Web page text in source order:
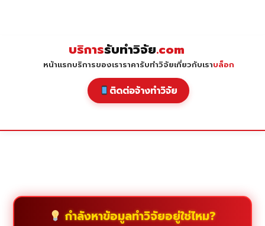
บริการรับทำวิจัย.com
หน้าแรกบริการของเราราคารับทำวิจัยเกี่ยวกับเราบล็อก
ติดต่อจ้างทำวิจัย
กำลังหาข้อมูลทำวิจัยอยู่ใช่ไหม?